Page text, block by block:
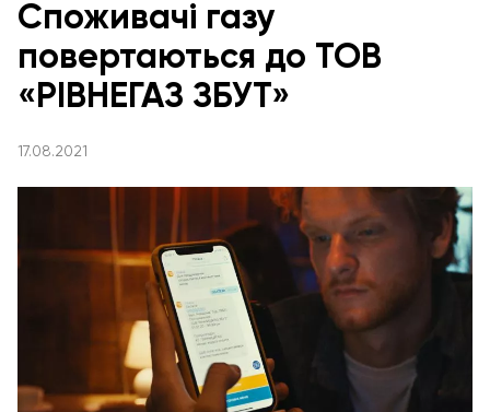
Споживачі газу
повертаються до ТОВ
«РІВНЕГАЗ ЗБУТ»
17.08.2021